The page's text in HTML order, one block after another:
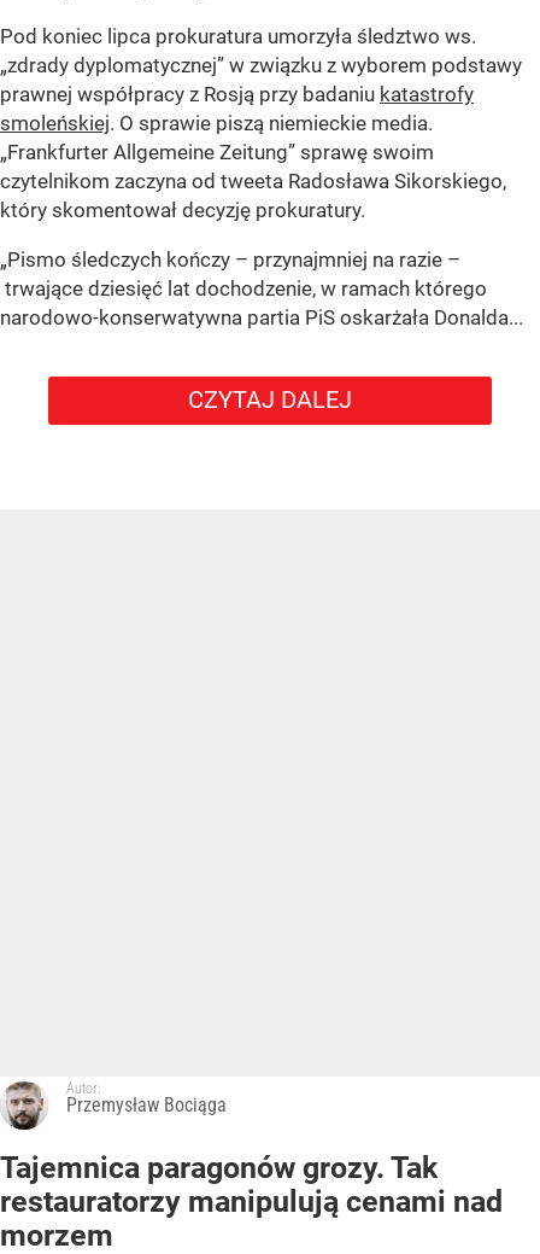
Pod koniec lipca prokuratura umorzyła śledztwo ws.
„zdrady dyplomatycznej” w związku z wyborem podstawy
prawnej współpracy z Rosją przy badaniu katastrofy
smoleńskiej. O sprawie piszą niemieckie media.
„Frankfurter Allgemeine Zeitung” sprawę swoim
czytelnikom zaczyna od tweeta Radosława Sikorskiego,
który skomentował decyzję prokuratury.
„Pismo śledczych kończy – przynajmniej na razie –
trwające dziesięć lat dochodzenie, w ramach którego
narodowo-konserwatywna partia PiS oskarżała Donalda...
CZYTAJ DALEJ
Autor:
Przemysław Bociąga
Tajemnica paragonów grozy. Tak
restauratorzy manipulują cenami nad
morzem